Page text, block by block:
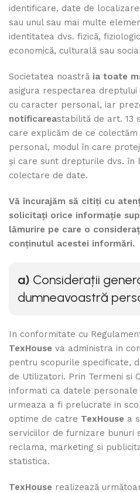
identificare, date de
sau unul sau mai multe
identitatea dvs. fizică,
economică, culturală sau
Societatea noastră ia toate
asigura respectarea
cu caracter personal, iar
notificareastabilită de art. 13
care explicăm de ce
personal, modul în care
și care sunt drepturile dvs. în
colectare de date.
Vă încurajăm să citiți cu
solicitați orice informație
lămurire pe care o
conținutul acestei informări.
a) Considerații
dumneavoastră
In conformitate cu
TexHouse va administra in
pentru scopurile specificate,
de Utilizatori. Prin Termeni si
informati ca datele
urmeaza a fi prelucrate in
optime de catre TexHouse a
serviciilor de furnizare bunuri
reclama, marketing si
statistica.
TexHouse realizează